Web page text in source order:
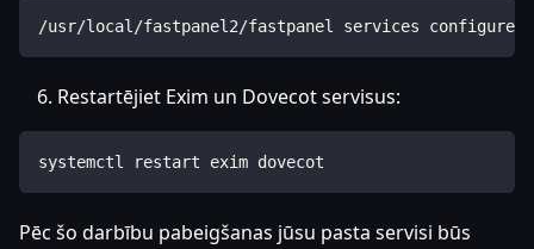
/usr/local/fastpanel2/fastpanel services configure
Restartējiet Exim un Dovecot servisus:
systemctl restart exim dovecot
Pēc šo darbību pabeigšanas jūsu pasta servisi būs